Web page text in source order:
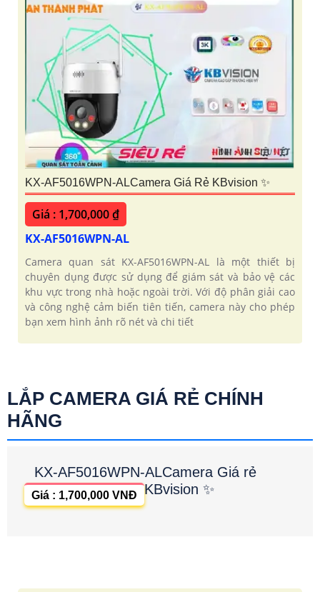
KX-AF5016WPN-ALCamera Giá Rẻ KBvision ✨
Giá : 1,700,000 ₫
KX-AF5016WPN-AL
Camera quan sát KX-AF5016WPN-AL là một thiết bị
chuyên dụng được sử dụng để giám sát và bảo vệ các
khu vực trong nhà hoặc ngoài trời. Với độ phân giải cao
và công nghệ cảm biến tiên tiến, camera này cho phép
bạn xem hình ảnh rõ nét và chi tiết
LẮP CAMERA GIÁ RẺ CHÍNH
HÃNG
KX-AF5016WPN-ALCamera Giá rẻ
KBvision ✨
Giá : 1,700,000 VNĐ